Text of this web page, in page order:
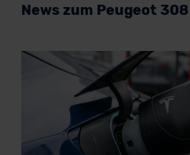
News zum Peugeot